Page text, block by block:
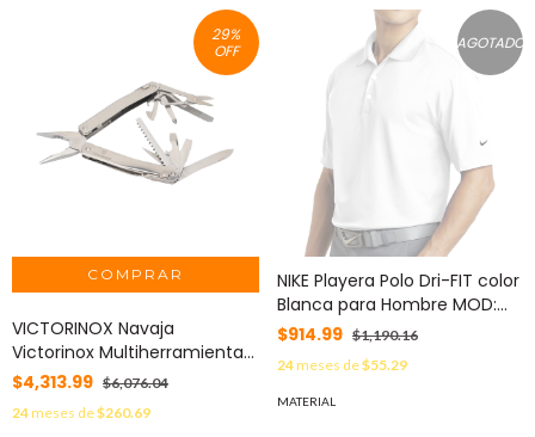
29%
OFF
VICTORINOX Navaja
Victorinox Multiherramienta
Spirit X con 24 Funciones,
30224L
$4,313.99 $6,076.04
24meses de$260.69
AGOTADO
NIKE Playera Polo Dri-FIT color
Blanca para Hombre MOD:
C373749M/W
$914.99 $1,190.16
24meses de$55.29
MATERIAL